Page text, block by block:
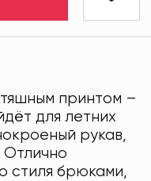
принтом –
для летних
рукав,
Отлично
стиля брюками,